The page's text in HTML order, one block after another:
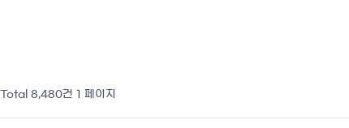
Total 8,480건 1 페이지